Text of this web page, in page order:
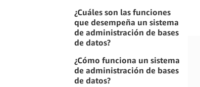
¿Cuáles son las funciones
que desempeña un sistema
de administración de bases
de datos?
¿Cómo funciona un sistema
de administración de bases
de datos?